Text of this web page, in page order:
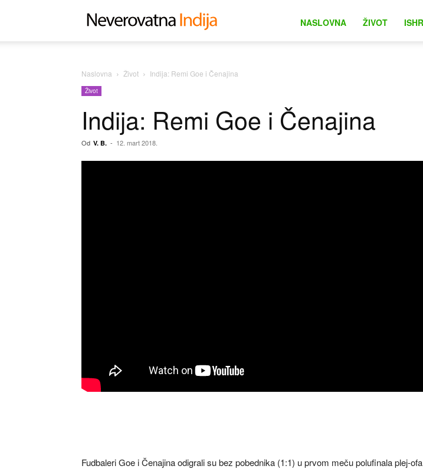
NASLOVNA ŽIVOT
Naslovna Život Indija: Remi Goe i Čenajina
Život
Indija: Remi Goe i Čenajina
Od V. B. - 12. mart 2018.
Fudbaleri Goe i Čenajina odigrali su bez pobednika (1:1) u prvom meču polufinala plej-